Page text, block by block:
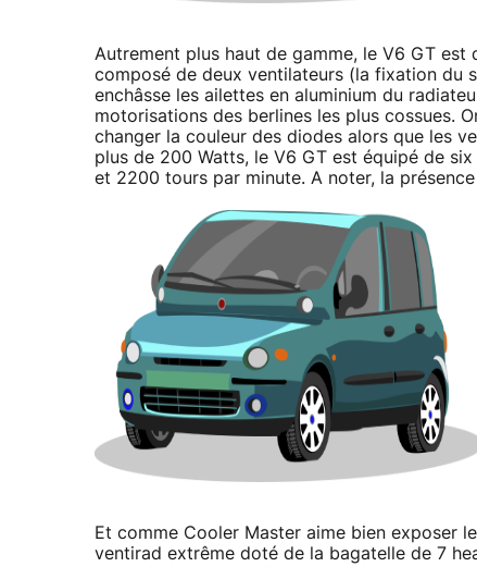
Autrement plus haut de gamme, le V6 GT
composé de deux ventilateurs (la fixation du
enchâsse les ailettes en aluminium du
motorisations des berlines les plus cossues.
changer la couleur des diodes alors que les
plus de 200 Watts, le V6 GT est équipé de
et 2200 tours par minute. A noter, la
Et comme Cooler Master aime bien exposer
ventirad extrême doté de la bagatelle de 7